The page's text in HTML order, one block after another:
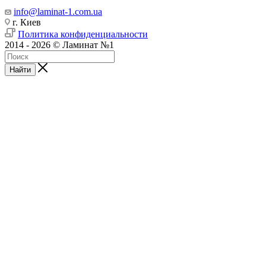
info@laminat-1.com.ua
г. Киев
Политика конфиденциальности
2014 - 2026 © Ламинат №1
Найти